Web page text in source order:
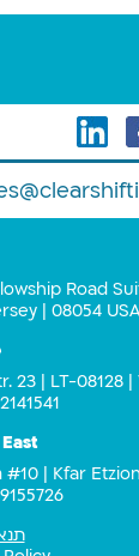
Road
| 08054
23 | LT-08128 |
#10 | Kfar